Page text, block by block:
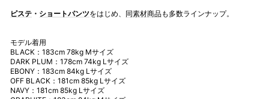
ピステ ・ ショートパンツをはじめ、 同素材商品も多数ラインナップ。
モデル着用
BLACK：183cm 78kg Mサイズ
DARK PLUM： 178cm 74kg Lサイズ
EBONY： 183cm 84kg Lサイズ
OFF BLACK ： 181cm 85kg Lサイズ
NAVY ：181cm 85kg Lサイズ